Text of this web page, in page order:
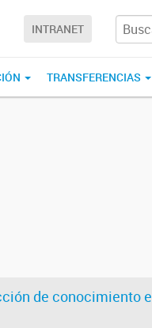
INTRANET
TRANSFERENCIAS
de conocimiento